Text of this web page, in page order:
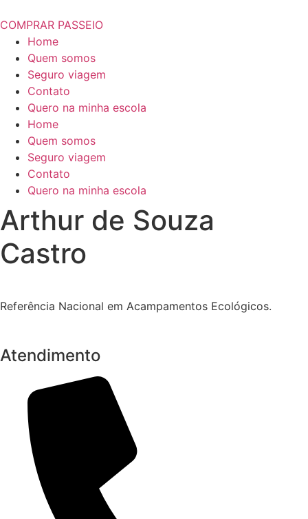
COMPRAR PASSEIO
Home
Quem somos
Seguro viagem
Contato
Quero na minha escola
Home
Quem somos
Seguro viagem
Contato
Quero na minha escola
Arthur de Souza
Castro
Referência Nacional em Acampamentos Ecológicos.
Atendimento